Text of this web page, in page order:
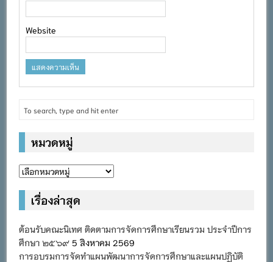
Website
หมวดหมู่
หมวด
เรื่องล่าสุด
ต้อนรับคณะนิเทศ ติดตามการจัดการศึกษาเรียนรวม ประจำปีการ
ศึกษา ๒๕๖๙ 5 สิงหาคม 2569
การอบรมการจัดทำแผนพัฒนาการจัดการศึกษาและแผนปฏิบัติ